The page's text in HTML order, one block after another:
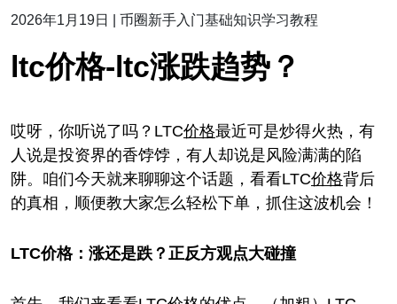
2026年1月19日 币圈新手入门基础知识学习教程
ltc价格-ltc涨跌趋势？
哎呀，你听说了吗？LTC价格最近可是炒得火热，有
人说是投资界的香饽饽，有人却说是风险满满的陷
阱。咱们今天就来聊聊这个话题，看看LTC价格背后
的真相，顺便教大家怎么轻松下单，抓住这波机会！
LTC价格：涨还是跌？正反方观点大碰撞